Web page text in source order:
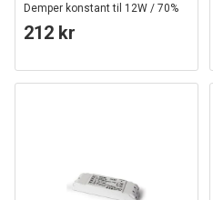
Demper konstant til 12W / 70%
lysstyrke
212 kr